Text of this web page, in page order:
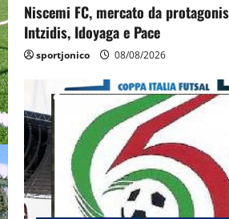
Niscemi FC, mercato da
Intzidis, Idoyaga e Pace
sportjonico 08/08/2026